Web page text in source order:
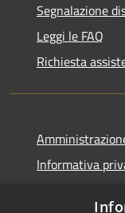
Segnalazione
Leggi le FAQ
Richiesta
Informativa